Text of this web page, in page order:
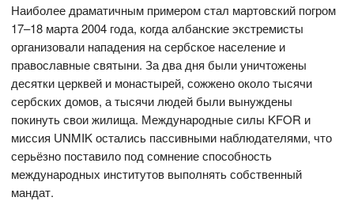
Наиболее драматичным примером стал мартовский погром
17–18 марта 2004 года, когда албанские экстремисты
организовали нападения на сербское население и
православные святыни. За два дня были уничтожены
десятки церквей и монастырей, сожжено около тысячи
сербских домов, а тысячи людей были вынуждены
покинуть свои жилища. Международные силы KFOR и
миссия UNMIK остались пассивными наблюдателями, что
серьёзно поставило под сомнение способность
международных институтов выполнять собственный
мандат.